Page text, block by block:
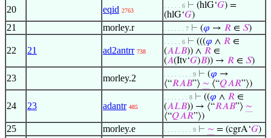
20 eqid 2763
. . . . . 6 ⊢ (hlG‘𝐺) =
(hlG‘𝐺)
21 morley.r . . . . . . 7 ⊢ (𝜑 → 𝑅 ∈ 𝑆)
22 21 ad2antrr 738
. . . . . 6 ⊢ (((𝜑 ∧ 𝑅 ∈
(𝐴𝐿𝐵)) ∧ 𝑅 ∈
(𝐴(Itv‘𝐺)𝐵)) → 𝑅 ∈ 𝑆)
23 morley.2 . . . . . . . . 9 ⊢ (𝜑 →
⟨“𝑅𝐴𝐵”⟩ ∼ ⟨“𝑄𝐴𝑅”⟩)
24 23 adantr 485
. . . . . . . 8 ⊢ ((𝜑 ∧ 𝑅 ∈
(𝐴𝐿𝐵)) → ⟨“𝑅𝐴𝐵”⟩ ∼
⟨“𝑄𝐴𝑅”⟩)
25 morley.e . . . . . . . . 9 ⊢ ∼ = (cgrA‘𝐺)